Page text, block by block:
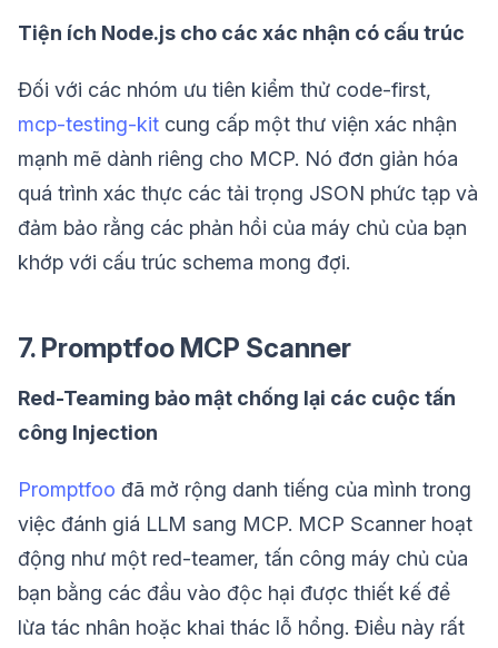
Tiện ích Node.js cho các xác nhận có cấu trúc
Đối với các nhóm ưu tiên kiểm thử code-first,
mcp-testing-kit cung cấp một thư viện xác nhận
mạnh mẽ dành riêng cho MCP. Nó đơn giản hóa
quá trình xác thực các tải trọng JSON phức tạp và
đảm bảo rằng các phản hồi của máy chủ của bạn
khớp với cấu trúc schema mong đợi.
7. Promptfoo MCP Scanner
Red-Teaming bảo mật chống lại các cuộc tấn
công Injection
Promptfoo đã mở rộng danh tiếng của mình trong
việc đánh giá LLM sang MCP. MCP Scanner hoạt
động như một red-teamer, tấn công máy chủ của
bạn bằng các đầu vào độc hại được thiết kế để
lừa tác nhân hoặc khai thác lỗ hổng. Điều này rất